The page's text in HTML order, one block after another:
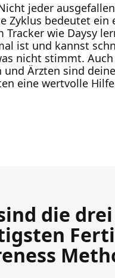
jeder
Zyklus bedeutet ein
Tracker wie Daysy
ist und kannst
nicht stimmt.
und Ärzten sind
eine wertvolle
die drei